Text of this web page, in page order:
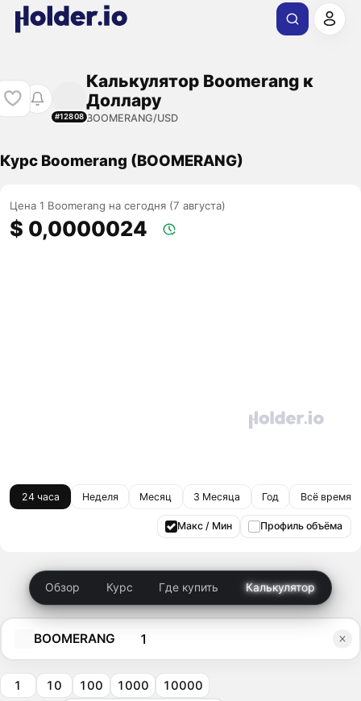
#12808
Калькулятор Boomerang к
Доллару
BOOMERANG/USD
Курс Boomerang (BOOMERANG)
Цена 1 Boomerang на сегодня (7 августа)
$ 0,0000024
24 часа Неделя Месяц 3 Месяца Год Всё время
Макс / Мин Профиль объёма
Обзор Курс Где купить Калькулятор
BOOMERANG
1 10 100 1000 10000